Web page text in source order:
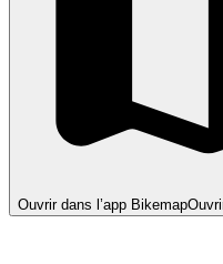
Ouvrir dans l’app Bikemap